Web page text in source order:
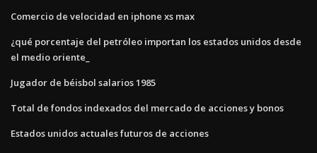
Comercio de velocidad en iphone xs max
¿qué porcentaje del petróleo importan los estados unidos desde
el medio oriente_
Jugador de béisbol salarios 1985
Total de fondos indexados del mercado de acciones y bonos
Estados unidos actuales futuros de acciones